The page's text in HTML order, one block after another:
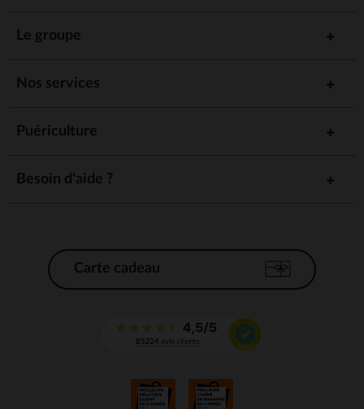
Le groupe
Nos services
Puériculture
Besoin d'aide ?
Carte cadeau